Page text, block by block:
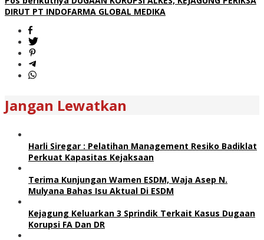
DIRUT PT INDOFARMA GLOBAL MEDIKA
Jangan Lewatkan
Harli Siregar : Pelatihan Management Resiko Badiklat
Perkuat Kapasitas Kejaksaan
Terima Kunjungan Wamen ESDM, Waja Asep N.
Mulyana Bahas Isu Aktual Di ESDM
Kejagung Keluarkan 3 Sprindik Terkait Kasus Dugaan
Korupsi FA Dan DR